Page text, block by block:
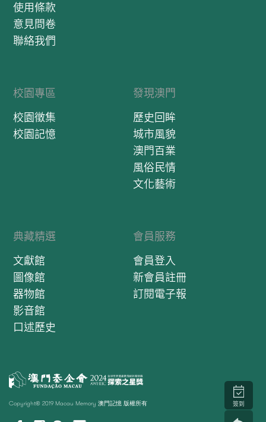
使用條款
意見問卷
聯絡我們
校園專區
校園徵集
校園記憶
發現澳門
歷史回眸
城市風貌
澳門百業
風俗民情
文化藝術
典藏精選
文獻館
圖像館
器物館
影音館
口述歷史
會員服務
會員登入
新會員註冊
訂閱電子報
Copyright© 2019 Macau Memory 澳門記憶 版權所有 簽到